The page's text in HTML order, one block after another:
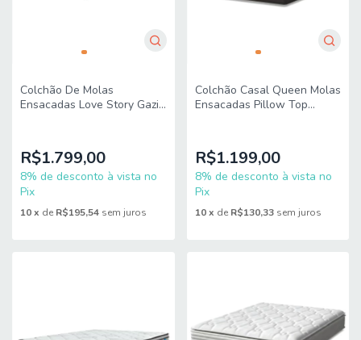
Colchão De Molas
Ensacadas Love Story Gazin
R$1.799,00
8% de desconto à vista no
Pix
10x de R$195,54 sem juros
Colchão Casal Queen Molas
Ensacadas Pillow Top
R$1.199,00
8% de desconto à vista no
Pix
10 x de R$130,33 sem juros